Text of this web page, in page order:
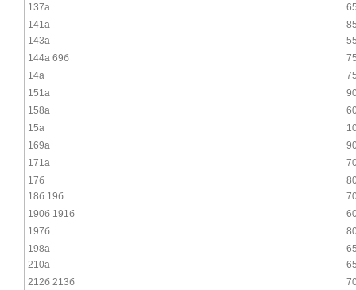
137а
141а
143а
144а 69б
14а
151а
158а
15а
169а
171а
17б
18б 19б
190б 191б
197б
198а
210а
212б 213б